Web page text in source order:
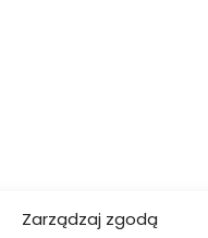
Zarządzaj zgodą